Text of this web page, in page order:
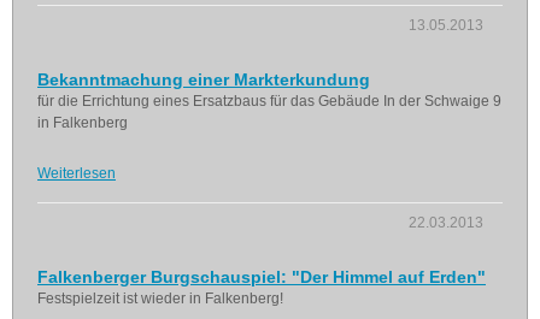
13.05.2013
Bekanntmachung einer Markterkundung
für die Errichtung eines Ersatzbaus für das Gebäude In der Schwaige 9
in Falkenberg
Weiterlesen
22.03.2013
Falkenberger Burgschauspiel: "Der Himmel auf Erden"
Festspielzeit ist wieder in Falkenberg!